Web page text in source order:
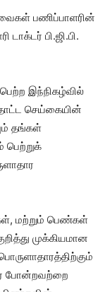
பணிப்பாளரின்
பி.ஜி.பி.
இந்நிகழ்வில்
செய்கையின்
தங்கள்
பெற்றுக்
மற்றும் பெண்கள்
முக்கியமான
போன்றவற்றை